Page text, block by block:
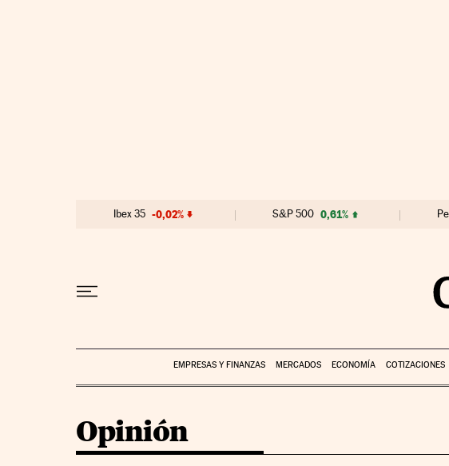
Ibex 35 -0,02% S&P 500 0,61%
EMPRESAS Y FINANZAS MERCADOS ECONOMÍA COTIZACIONES
Opinión